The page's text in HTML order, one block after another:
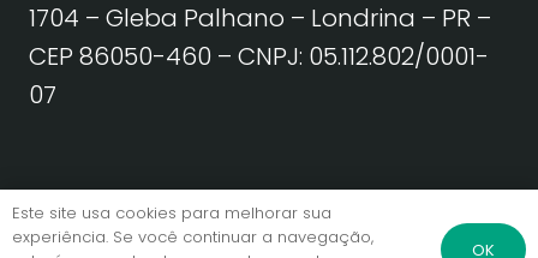
1704 – Gleba Palhano – Londrina – PR –
CEP 86050-460 – CNPJ: 05.112.802/0001-
07
Política de Privacidade | Termos de Uso
Este site usa cookies para melhorar sua
experiência. Se você continuar a navegação,
OK